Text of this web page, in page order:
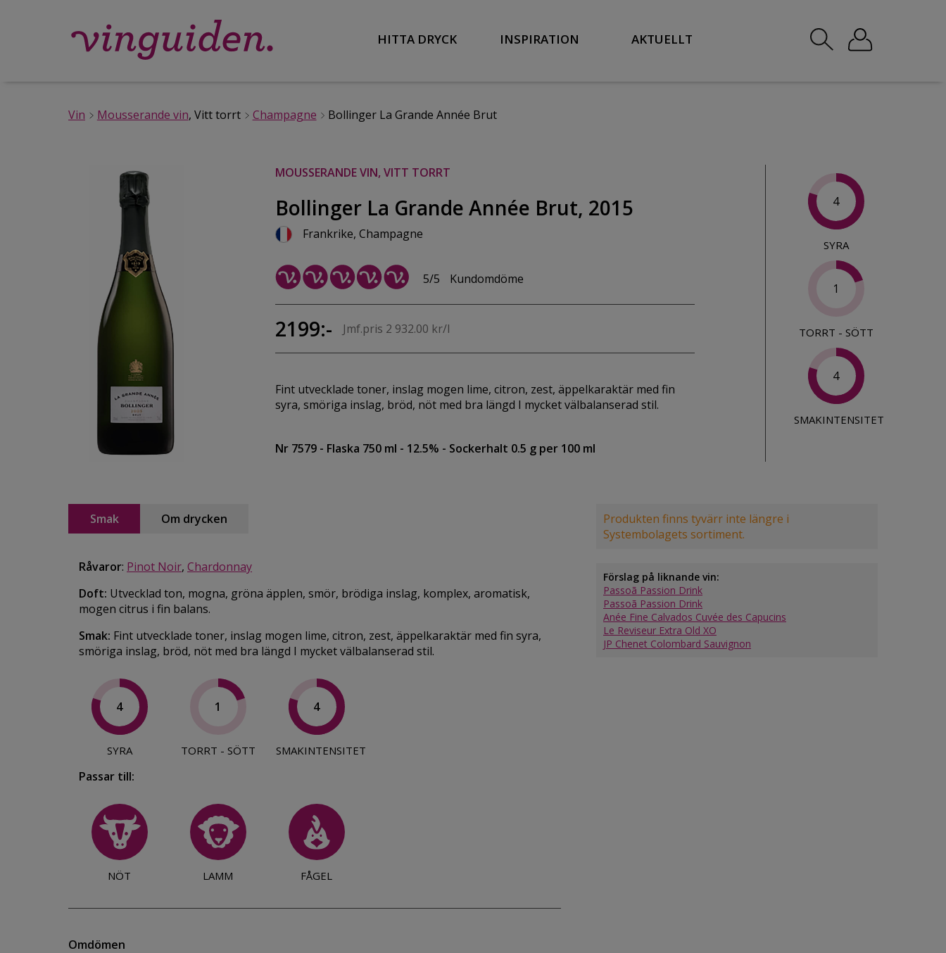
HITTA DRYCK INSPIRATION AKTUELLT
Vin Mousserande vin, Vitt torrt Champagne Bollinger La Grande Année Brut
MOUSSERANDE VIN, VITT TORRT
Bollinger La Grande Année Brut, 2015
Frankrike, Champagne
5/5 Kundomdöme
2199:- Jmf.pris 2 932.00 kr/l
Fint utvecklade toner, inslag mogen lime, citron, zest, äppelkaraktär med fin
syra, smöriga inslag, bröd, nöt med bra längd I mycket välbalanserad stil.
Nr 7579 - Flaska 750 ml - 12.5% - Sockerhalt 0.5 g per 100 ml
4
SYRA
1
TORRT - SÖTT
4
SMAKINTENSITET
Produkten finns tyvärr inte längre i
Systembolagets sortiment.
Förslag på liknande vin:
Passoã Passion Drink
Passoã Passion Drink
Anée Fine Calvados Cuvée des Capucins
Le Reviseur Extra Old XO
JP Chenet Colombard Sauvignon
Smak Om drycken
Råvaror: Pinot Noir, Chardonnay
Doft: Utvecklad ton, mogna, gröna äpplen, smör, brödiga inslag, komplex, aromatisk,
mogen citrus i fin balans.
Smak: Fint utvecklade toner, inslag mogen lime, citron, zest, äppelkaraktär med fin syra,
smöriga inslag, bröd, nöt med bra längd I mycket välbalanserad stil.
4
SYRA
1
TORRT - SÖTT
4
SMAKINTENSITET
Passar till:
NÖT LAMM FÅGEL
Omdömen